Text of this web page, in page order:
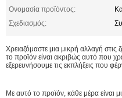
Ονομασία προϊόντος:
Σχεδιασμός:
Χρειαζόμαστε μια μικρή αλλαγή στις
το προϊόν είναι ακριβώς αυτό που
εξερευνήσουμε τις εκπλήξεις που
Με αυτό το προϊόν, κάθε μέρα είναι